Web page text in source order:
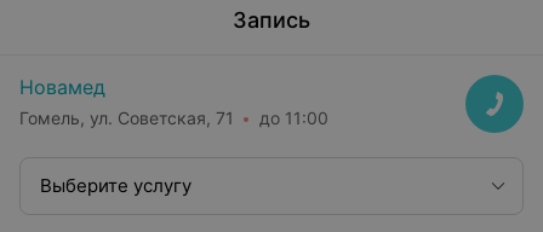
Запись
Новамед
Гомель, ул. Советская, 71 до 11:00
Выберите услугу